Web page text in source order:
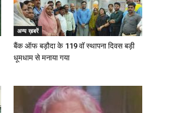
अन्य ख़बरें
बैंक ऑफ बड़ौदा के 119 वॉ स्थापना दिवस बड़ी
धूमधाम से मनाया गया